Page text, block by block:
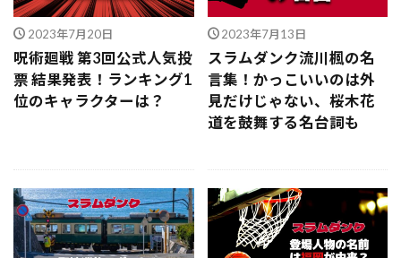
2023年7月20日
呪術廻戦 第3回公式人気投
票 結果発表！ランキング1
位のキャラクターは？
2023年7月13日
スラムダンク流川楓の名
言集！かっこいいのは外
見だけじゃない、桜木花
道を鼓舞する名台詞も